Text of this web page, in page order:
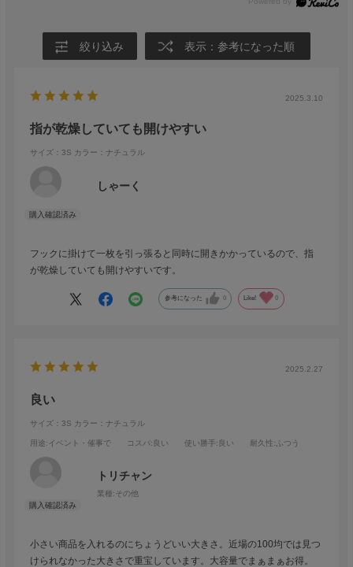
絞り込み 表示：参考になった順
2025.3.10
指が乾燥していても開けやすい
サイズ：3S カラー：ナチュラル
しゃーく
フックに掛けて一枚を引っ張ると同時に開きかかっているので、指
が乾燥していても開けやすいです。
参考になった 0 Like! 0
2025.2.27
良い
サイズ：3S カラー：ナチュラル
用途:イベント・催事で コスパ:良い 使い勝手 :良い 耐久性:ふつう
トリチャン
業種: その他
小さい商品を入れるのにちょうどいい大きさ。近場の100均では見つ
けられなかった大きさで重宝しています。大容量でまぁまぁお得。